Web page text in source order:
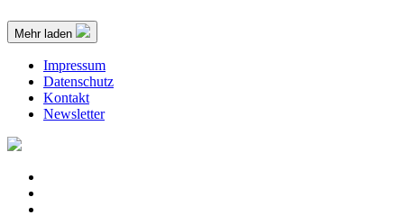
Mehr laden
Impressum
Datenschutz
Kontakt
Newsletter